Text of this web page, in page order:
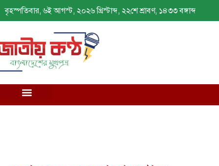
বৃহস্পতিবার, ৬ই আগস্ট, ২০২৬ খ্রিস্টাব্দ, ২২শে শ্রাবণ, ১৪৩৩ বঙ্গাব্দ